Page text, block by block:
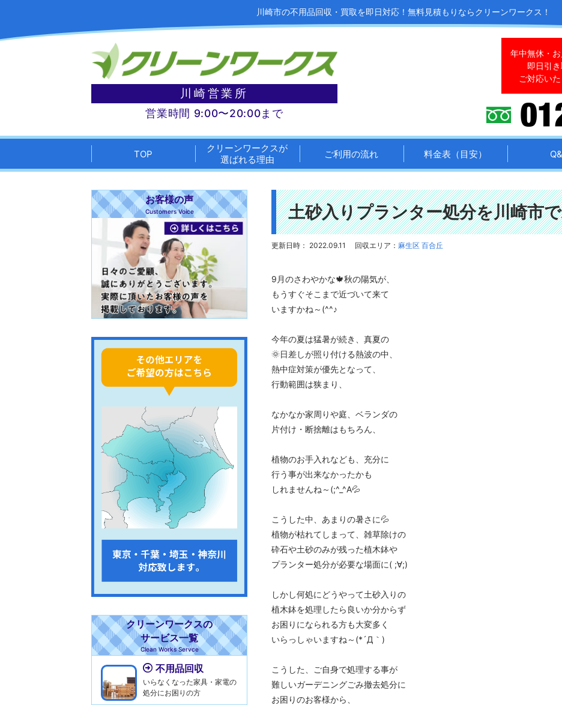
川崎市の不用品回収・買取を即日対応！ 無料見積もりならクリーンワークス！
川崎営業所
営業時間 9:00〜20:00まで
年中無休・お
即日引
ご対応いた
TOP
クリーンワークスが
選ばれる理由
ご利用の流れ 料金表（目安）
土砂入りプランター処分を川崎市
更新日時： 2022.09.11 回収エリア： 麻生区 百合丘
9月のさわやかな🍁秋の陽気が、
もうすぐそこまで近づいて来て
いますかね～(^^♪
今年の夏は猛暑が続き、真夏の
🌞日差しが照り付ける熱波の中、
熱中症対策が優先となって、
行動範囲は狭まり、
なかなか家周りや庭、ベランダの
片付け・断捨離はもちろん、
植物のお手入れなども、充分に
行う事が出来なかったかも
しれませんね～(;^_^A💦
こうした中、あまりの暑さに💦
植物が枯れてしまって、雑草除けの
砕石や土砂のみが残った植木鉢や
プランター処分が必要な場面に( ;∀;)
しかし何処にどうやって土砂入りの
植木鉢を処理したら良いか分からず
お困りになられる方も大変多く
いらっしゃいますね～(*´Д｀)
こうした、ご自身で処理する事が
難しいガーデニングごみ撤去処分に
お困りのお客様から、
お客様の声
Customers Voice
クリーンワークスの
サービス一覧
Clean Works Servce
不用品回収
いらなくなった家具・家電の
処分にお困りの方